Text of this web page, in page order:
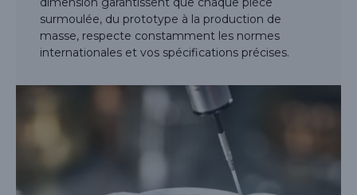
surmoulée, du prototype à la production de
masse, respecte constamment les normes
internationales et vos spécifications précises.